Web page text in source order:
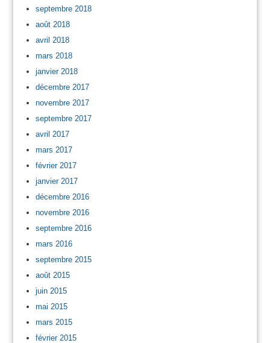
septembre 2018
août 2018
avril 2018
mars 2018
janvier 2018
décembre 2017
novembre 2017
septembre 2017
avril 2017
mars 2017
février 2017
janvier 2017
décembre 2016
novembre 2016
septembre 2016
mars 2016
septembre 2015
août 2015
juin 2015
mai 2015
mars 2015
février 2015